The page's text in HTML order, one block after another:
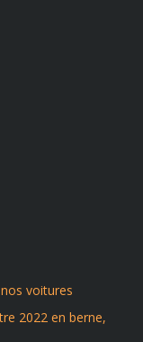
voitures
2022 en berne,